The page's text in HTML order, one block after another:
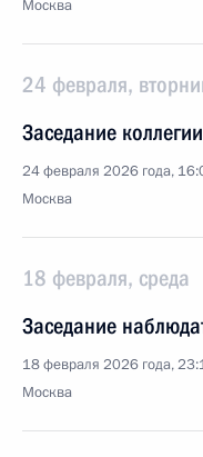
Москва
24 февраля,
Заседание
24 февраля 2026 года,
Москва
18 февраля, среда
Заседание
18 февраля 2026 года,
Москва